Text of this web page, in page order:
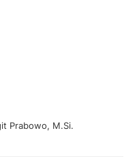
Prabowo, M.Si.